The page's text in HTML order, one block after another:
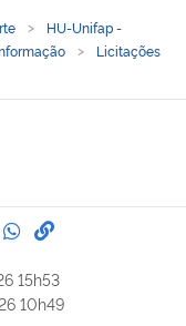
HU-Unifap -
Licitações
por Facebook
por Twitter
Compartilhe por
Compartilhe
link para
15h53
10h49